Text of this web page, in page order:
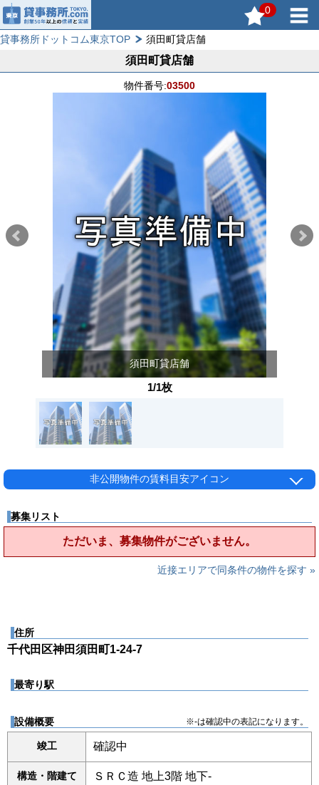
0
貸事務所ドットコム東京TOP 須田町貸店舗
須田町貸店舗
物件番号:03500
須田町貸店舗
1/1枚
非公開物件の賃料目安アイコン
募集リスト
ただいま、募集物件がございません。
近接エリアで同条件の物件を探す »
住所
千代田区神田須田町1-24-7
最寄り駅
設備概要 ※-は確認中の表記になります。
竣工 確認中
構造・階建て ＳＲＣ造 地上3階 地下-